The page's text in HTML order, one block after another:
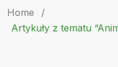
Home
/
Artykuły z tematu